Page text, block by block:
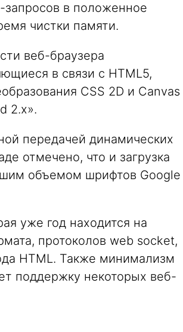
запросов в положенное
чистки памяти.
веб-браузера
в связи с HTML5,
CSS 2D и Canvas
2.x».
передачей динамических
отмечено, что и загрузка
объемом шрифтов Google
уже год находится на
протоколов web socket,
HTML. Также минимализм
поддержку некоторых веб-